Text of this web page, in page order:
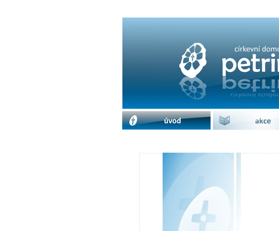
Pletení pomlázek | cdm
úvod akce